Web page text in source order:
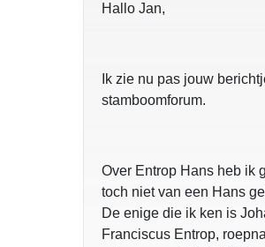
Hallo Jan,
Ik zie nu pas jouw
stamboomforum.
Over Entrop Hans heb ik
toch niet van een Hans
De enige die ik ken is
Franciscus Entrop,